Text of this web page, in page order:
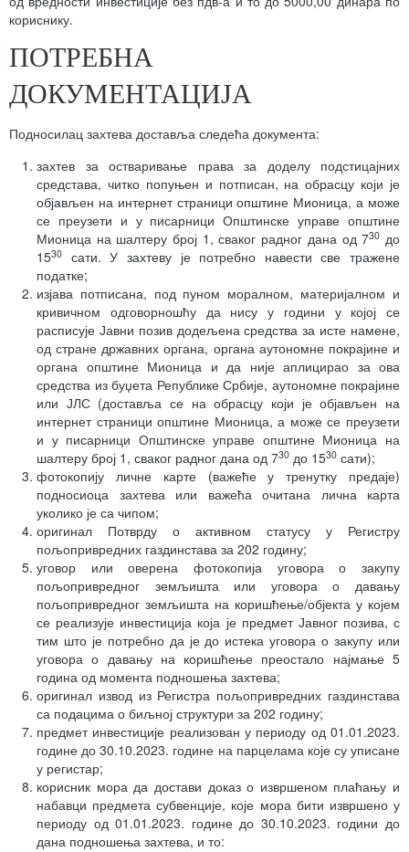
кориснику.
ПОТРЕБНА
ДОКУМЕНТАЦИЈА
Подносилац захтева доставља следећа документа:
захтев за остваривање права за доделу подстицајних
средстава, читко попуњен и потписан, на обрасцу који је
објављен на интернет страници општине Мионица, а може
се преузети и у писарници Општинске управе општине
Мионица на шалтеру број 1, сваког радног дана од 730 до
1530
сати. У захтеву је потребно навести све тражене
податке;
изјава потписана, под пуном моралном, материјалном и
кривичном одговорношћу да нису у години у којој се
расписује Јавни позив додељена средства за исте намене,
од стране државних органа, органа аутономне покрајине и
органа општине Мионица и да није аплицирао за ова
средства из буџета Републике Србије, аутономне покрајине
или ЈЛС (доставља се на обрасцу који је објављен на
интернет страници општине Мионица, а може се преузети
и у писарници Општинске управе општине Мионица на
шалтеру број 1, сваког радног дана од 730 до 1530 сати);
фотокопију личне карте (важеће у тренутку предаје)
подносиоца захтева или важећа очитана лична карта
уколико је са чипом;
оригинал Потврду о активном статусу у Регистру
пољопривредних газдинстава за 202 годину;
уговор или оверена фотокопија уговора о закупу
пољопривредног земљишта или уговора о давању
пољопривредног земљишта на коришћење/објекта у којем
се реализује инвестиција која је предмет Јавног позива, с
тим што је потребно да је до истека уговора о закупу или
уговора о давању на коришћење преостало најмање 5
година од момента подношења захтева;
оригинал извод из Регистра пољопривредних газдинстава
са подацима о биљној структури за 202 годину;
предмет инвестиције реализован у периоду од 01.01.2023.
године до 30.10.2023. године на парцелама које су уписане
у регистар;
корисник мора да достави доказ о извршеном плаћању и
набавци предмета субвенције, које мора бити извршено у
периоду од 01.01.2023. године до 30.10.2023. години до
дана подношења захтева, и то: